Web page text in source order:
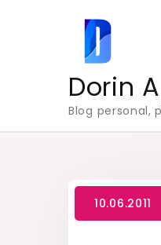
Dorin
Blog personal,